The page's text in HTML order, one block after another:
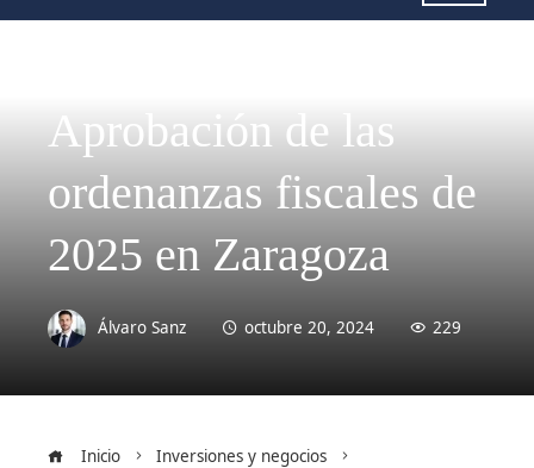
Aprobación de las
ordenanzas fiscales de
2025 en Zaragoza
Álvaro Sanz octubre 20, 2024 229
Inicio
Inversiones y negocios